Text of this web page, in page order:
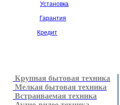
Установка
Гарантия
Кредит
Крупная бытовая техника
Мелкая бытовая техника
Встраиваемая техника